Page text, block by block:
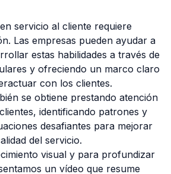
servicio al cliente requiere
Las empresas pueden ayudar a
estas habilidades a través de
y ofreciendo un marco claro
con los clientes.
se obtiene prestando atención
identificando patrones y
desafiantes para mejorar
del servicio.
visual y para profundizar
un vídeo que resume